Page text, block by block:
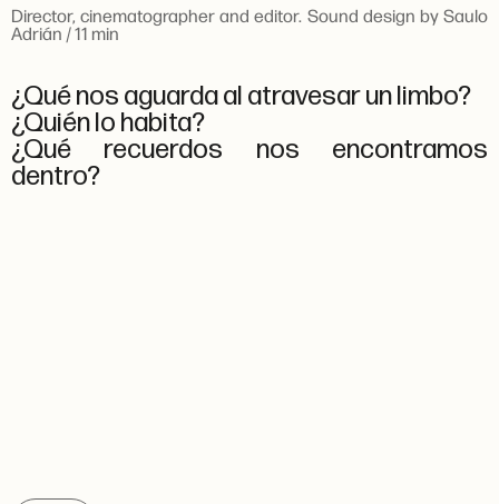
Director, cinematographer and editor. Sound design by Saulo
Adrián / 11 min
¿Qué nos aguarda al atravesar un limbo?
¿Quién lo habita?
¿Qué recuerdos nos encontramos
dentro?